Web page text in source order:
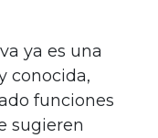
ya es una
conocida,
funciones
sugieren